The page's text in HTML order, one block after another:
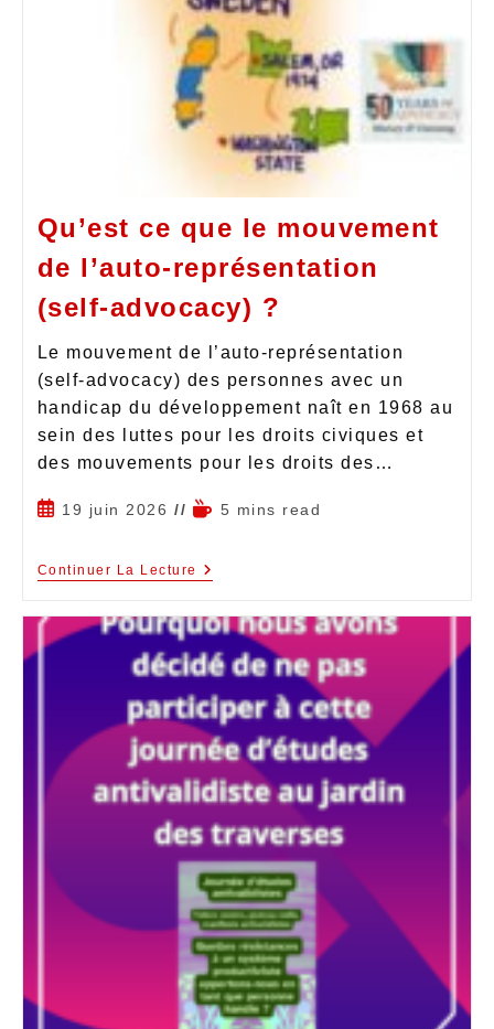
Qu’est ce que le mouvement
de l’auto-représentation
(self-advocacy) ?
Le mouvement de l’auto-représentation
(self-advocacy) des personnes avec un
handicap du développement naît en 1968 au
sein des luttes pour les droits civiques et
des mouvements pour les droits des…
19 juin 2026 5 mins read
Continuer La Lecture